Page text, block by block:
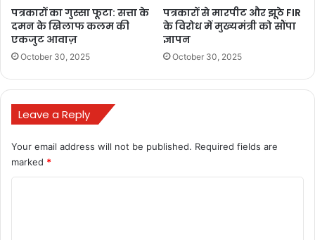
पत्रकारों का गुस्सा फूटा: सत्ता के
दमन के खिलाफ कलम की
एकजुट आवाज़
October 30, 2025
पत्रकारों से मारपीट और झूठे FIR
के विरोध में मुख्यमंत्री को सौंपा
ज्ञापन
October 30, 2025
Leave a Reply
Your email address will not be published. Required fields are
marked *